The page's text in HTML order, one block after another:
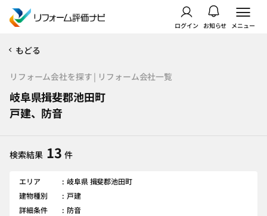
ログイン お知らせ メニュー
もどる
リフォーム会社を探す | リフォーム会社一覧
岐阜県揖斐郡池田町
戸建、防音
検索結果 13 件
エリア
岐阜県 揖斐郡池田町
建物種別
戸建
詳細条件
防音